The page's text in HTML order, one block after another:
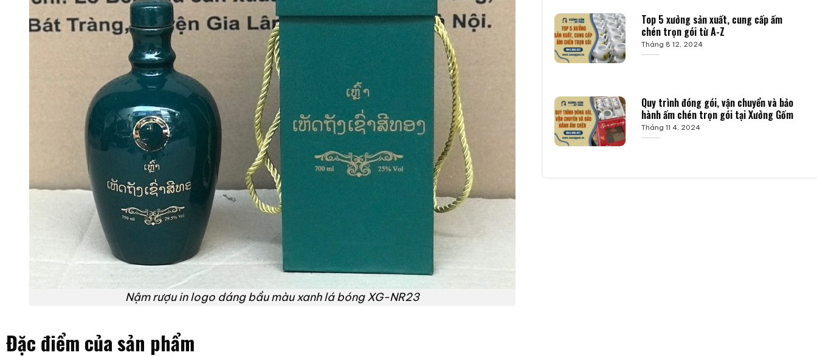
Nậm rượu in logo dáng bầu màu xanh lá bóng XG-NR23
Đặc điểm của sản phẩm
Top 5 xưởng sản xuất, cung cấp ấm
chén trọn gói từ A-Z
Tháng 8 12, 2024
Quy trình đóng gói, vận chuyển và bảo
hành ấm chén trọn gói tại Xưởng Gốm
Tháng 11 4, 2024